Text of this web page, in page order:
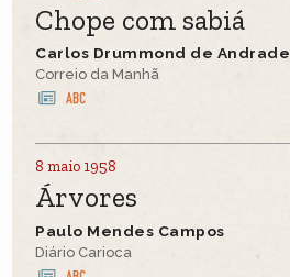
Chope com sabiá
Carlos Drummond de Andrade
Correio da Manhã
8 maio 1958
Árvores
Paulo Mendes Campos
Diário Carioca